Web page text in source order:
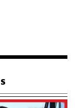
กเข้าไปในแผ่น
สู่ภูมิภาคเบลโก
านได้หลายแห่ง